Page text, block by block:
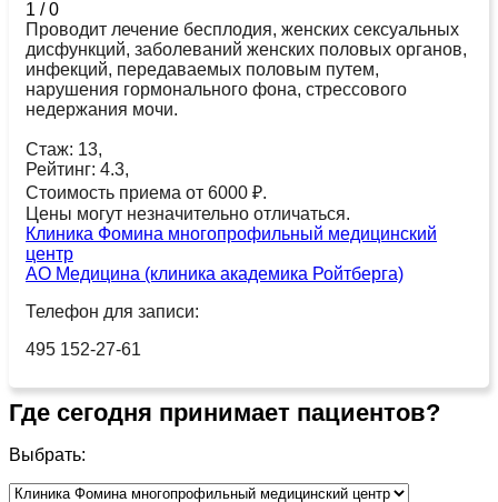
1 /0
Проводит лечение бесплодия, женских сексуальных
дисфункций, заболеваний женских половых органов,
инфекций, передаваемых половым путем,
нарушения гормонального фона, стрессового
недержания мочи.
Стаж: 13,
Рейтинг: 4.3,
Стоимость приема от 6000 ₽.
Цены могут незначительно отличаться.
Клиника Фомина многопрофильный медицинский
центр
АО Медицина (клиника академика Ройтберга)
Телефон для записи:
495 152-27-61
Где сегодня принимает пациентов?
Выбрать: